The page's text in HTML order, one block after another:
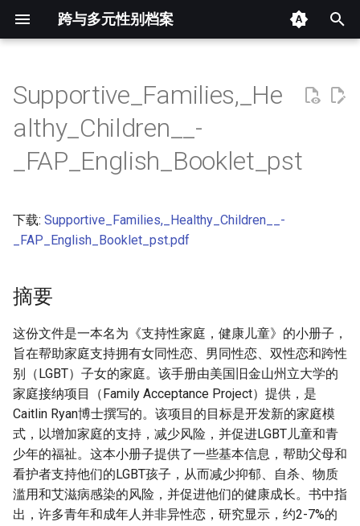
跨与多元性别档案
开
始
索
摘要
其他信息 [Processed Page
Metadata]
Supportive_Families,_He
althy_Children__-
_FAP_English_Booklet_pst
下载: Supportive_Families,_Healthy_Children__-
_FAP_English_Booklet_pst.pdf
摘要
这份文件是一本名为《支持性家庭，健康儿童》的小册子，
旨在帮助家庭支持拥有女同性恋、男同性恋、双性恋和跨性
别（LGBT）子女的家庭。该手册由美国旧金山州立大学的
家庭接纳项目（Family Acceptance Project）提供，是
Caitlin Ryan博士撰写的。该项目的目标是开发新的家庭模
式，以增加家庭的支持，减少风险，并促进LGBT儿童和青
少年的福祉。这本小册子提供了一些基本信息，帮助父母和
看护者支持他们的LGBT孩子，从而减少抑郁、自杀、物质
滥用和艾滋病感染的风险，并促进他们的健康成长。书中指
出，许多青年和成年人并非异性恋，研究显示，约2-7%的